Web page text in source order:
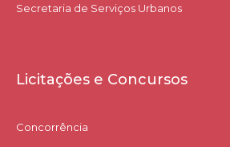
Secretaria de Serviços Urbanos
Licitações e Concursos
Concorrência